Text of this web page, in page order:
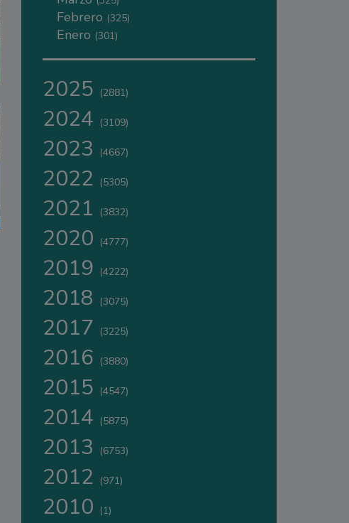
Febrero (325)
Enero (301)
2025 (2881)
2024 (3109)
2023 (4667)
2022 (5305)
2021 (3832)
2020 (4777)
2019 (4222)
2018 (3075)
2017 (3225)
2016 (3880)
2015 (4547)
2014 (5875)
2013 (6753)
2012 (971)
2010 (1)